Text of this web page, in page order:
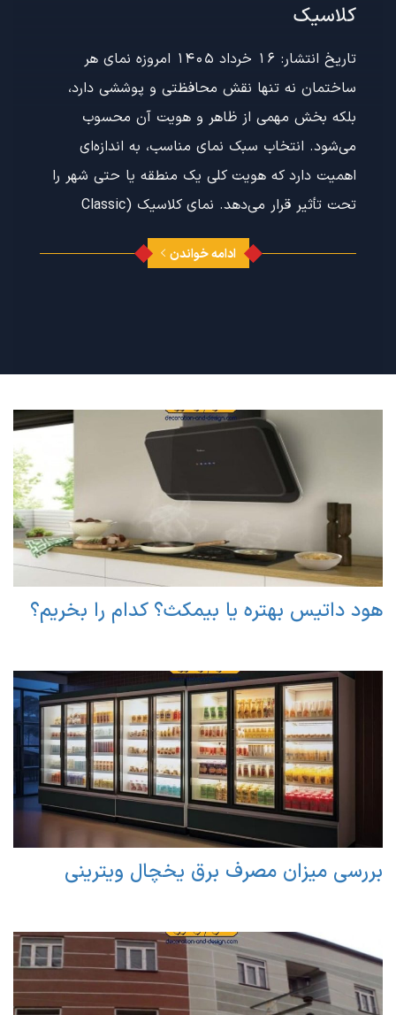
کلاسیک
تاریخ انتشار: 16 خرداد 1405 امروزه نمای هر
ساختمان نه تنها نقش محافظتی و پوششی دارد،
بلکه بخش مهمی از ظاهر و هویت آن محسوب
می‌شود. انتخاب سبک نمای مناسب، به اندازه‌ای
اهمیت دارد که هویت کلی یک منطقه یا حتی شهر را
تحت تأثیر قرار می‌دهد. نمای کلاسیک (Classic
ادامه خواندن
هود داتیس بهتره یا بیمکث؟ کدام را بخریم؟
بررسی میزان مصرف برق یخچال ویترینی